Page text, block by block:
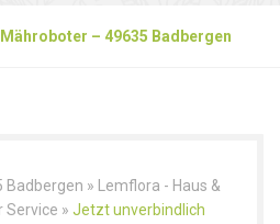
Mähroboter – 49635 Badbergen
» Lemflora - Haus &
Service » Jetzt unverbindlich